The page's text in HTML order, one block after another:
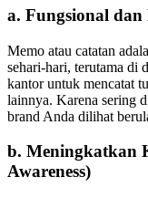
a. Fungsional
Memo atau catatan
sehari-hari, terutama di
kantor untuk mencatat
lainnya. Karena sering
brand Anda dilihat
b. Meningkatkan
Awareness)